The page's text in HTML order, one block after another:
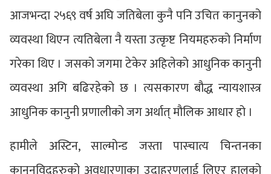
आजभन्दा २५६९ वर्ष अघि जतिबेला कुनै पनि उचित कानुनको
व्यवस्था थिएन त्यतिबेला नै यस्ता उत्कृष्ट नियमहरुको निर्माण
गरेका थिए । जसको जगमा टेकेर अहिलेको आधुनिक कानुनी
व्यवस्था अगि बढिरहेको छ । त्यसकारण बौद्ध न्यायशास्त्र
आधुनिक कानुनी प्रणालीको जग अर्थात् मौलिक आधार हो ।
हामीले अस्टिन, साल्मोन्ड जस्ता पास्चात्य चिन्तनका